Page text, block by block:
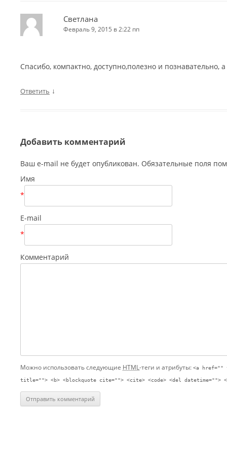
Светлана
Февраль 9, 2015 в 2:22 пп
Спасибо, компактно, доступно,полезно и познавательно,
Ответить ↓
Добавить комментарий
Ваш e-mail не будет опубликован. Обязательные поля
Имя
*
E-mail
*
Комментарий
Можно использовать следующие HTML-теги и атрибуты: <a href=""
title=""> <b> <blockquote cite=""> <cite> <code> <del datetime="">